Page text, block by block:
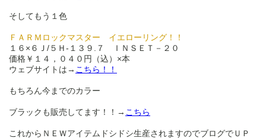
そしてもう１色
ＦＡＲＭロックマスター イエローリング！！
１６×６Ｊ/５Ｈ-１３９.７ ＩＮＳＥＴ－２０
価格￥１４，０４０円（込）×本
ウェブサイトは→ こちら！！
もちろん今までのカラー
ブラックも販売してます！！→ こちら
これからＮＥＷアイテムドシドシ生産されますのでブログでＵＰ